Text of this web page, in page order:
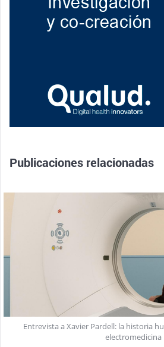
Publicaciones relacionadas
Entrevista a Xavier Pardell: la historia
electromedicina